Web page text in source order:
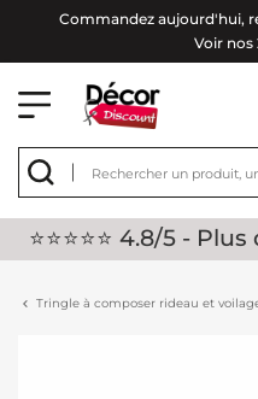
Commandez aujourd'hui,
Voir nos
⭐⭐⭐⭐⭐ 4.8/5 -
Tringle à composer rideau et